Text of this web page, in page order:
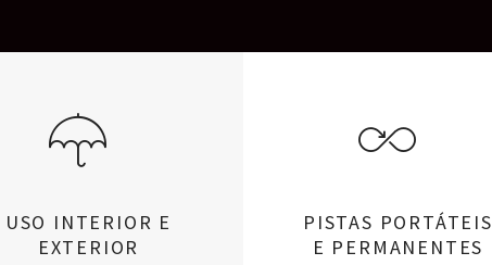
USO INTERIOR E
EXTERIOR
PISTAS PORTÁTEIS
E PERMANENTES